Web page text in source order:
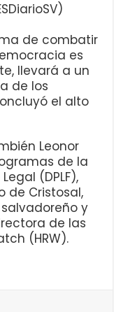
de combatir
es
llevará a un
de los
el alto
Leonor
de la
(DPLF),
de Cristosal,
y
de las
(HRW).